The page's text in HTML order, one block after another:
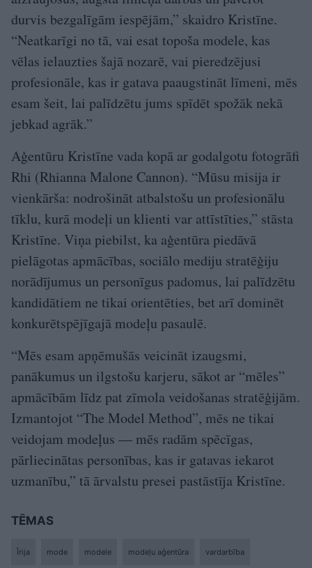
durvis bezgalīgām iespējām,” skaidro Kristīne.
“Neatkarīgi no tā, vai esat topoša modele, kas
vēlas ielauzties šajā nozarē, vai pieredzējusi
profesionāle, kas ir gatava paaugstināt līmeni, mēs
esam šeit, lai palīdzētu jums spīdēt spožāk nekā
jebkad agrāk.”
Aģentūru Kristīne vada kopā ar godalgotu fotogrāfi
Rhi (Rhianna Malone Cannon). “Mūsu misija ir
vienkārša: nodrošināt atbalstošu un profesionālu
tīklu, kurā modeļi un klienti var attīstīties,” stāsta
Kristīne. Viņa piebilst, ka aģentūra piedāvā
pielāgotas apmācības, sociālo mediju stratēģiju
norādījumus un personīgus padomus, lai palīdzētu
kandidātiem ne tikai orientēties, bet arī dominēt
konkurētspējīgajā modeļu pasaulē.
“Mēs esam apņēmušās veicināt izaugsmi,
panākumus un ilgstošu karjeru, sākot ar “mēles”
apmācībām līdz pat zīmola veidošanas stratēģijām.
Izmantojot “The Model Method”, mēs ne tikai
veidojam modeļus — mēs radām spēcīgas,
pārliecinātas personības, kas ir gatavas iekarot
uzmanību,” tā ārvalstu presei pastāstīja Kristīne.
TĒMAS
Īrija mode modele modeļu aģentūra vardarbība